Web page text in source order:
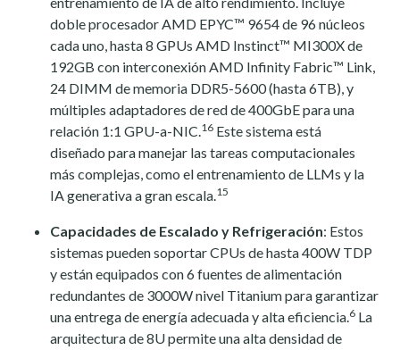
doble procesador AMD EPYC™ 9654 de 96 núcleos
cada uno, hasta 8 GPUs AMD Instinct™ MI300X de
192GB con interconexión AMD Infinity Fabric™ Link,
24 DIMM de memoria DDR5-5600 (hasta 6TB), y
múltiples adaptadores de red de 400GbE para una
relación 1:1 GPU-a-NIC.16 Este sistema está
diseñado para manejar las tareas computacionales
más complejas, como el entrenamiento de LLMs y la
IA generativa a gran escala.15
Capacidades de Escalado y Refrigeración: Estos
sistemas pueden soportar CPUs de hasta 400W TDP
y están equipados con 6 fuentes de alimentación
redundantes de 3000W nivel Titanium para garantizar
una entrega de energía adecuada y alta eficiencia.6 La
arquitectura de 8U permite una alta densidad de